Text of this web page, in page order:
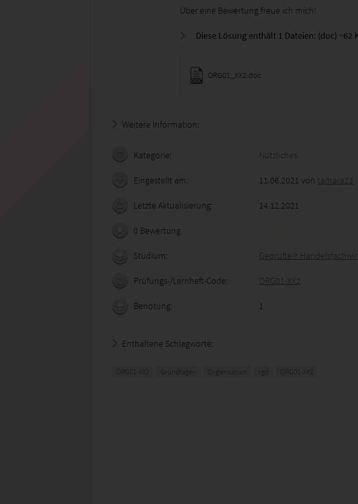
Über eine Bewertung freue ich mich!
Diese Lösung enthält 1 Dateien: (doc) ~62
ORG01_XX2.doc
Weitere Information:
Kategorie: Nützliches
Eingestellt am: 11.06.2021 von tamara23
Letzte Aktualisierung: 14.12.2021
0 Bewertung
Studium: Geprüfte/r
Prüfungs-/Lernheft-Code: ORG01-XX2
Benotung: 1
Enthaltene Schlagworte:
ORG01-XX2 Grundlagen Organisation sgd ORG01-XX2